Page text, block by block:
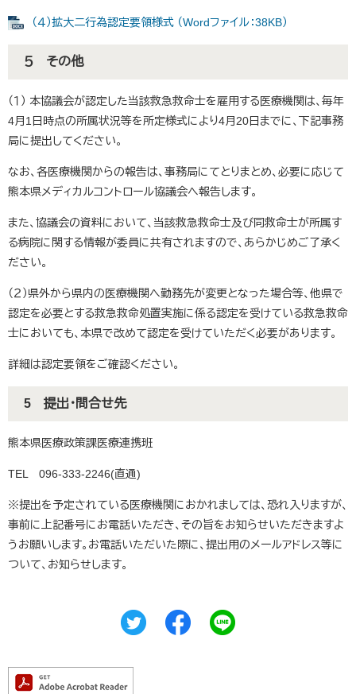
（４）拡大二行為認定要領様式 （Wordファイル：38KB）
５ その他
（１） 本協議会が認定した当該救急救命士を雇用する医療機関は、毎年
4月1日時点の所属状況等を所定様式により4月20日までに、下記事務
局に提出してください。
なお、各医療機関からの報告は、事務局にてとりまとめ、必要に応じて
熊本県メディカルコントロール協議会へ報告します。
また、協議会の資料において、当該救急救命士及び同救命士が所属す
る病院に関する情報が委員に共有されますので、あらかじめご了承く
ださい。
（２）県外から県内の医療機関へ勤務先が変更となった場合等、他県で
認定を必要とする救急救命処置実施に係る認定を受けている救急救命
士においても、本県で改めて認定を受けていただく必要があります​。
詳細は認定要領をご確認ください。
5 提出・問合せ先
熊本県医療政策課医療連携班
TEL 096-333-2246(直通)
※提出を予定されている医療機関におかれましては、恐れ入りますが、
事前に上記番号にお電話いただき、その旨をお知らせいただきますよ
うお願いします。お電話いただいた際に、提出用のメールアドレス等に
ついて、お知らせします。